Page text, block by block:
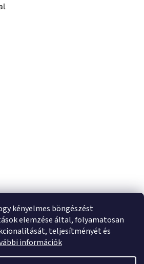
kényelmes böngészést
elemzése által, folyamatosan
teljesítményét és
információk